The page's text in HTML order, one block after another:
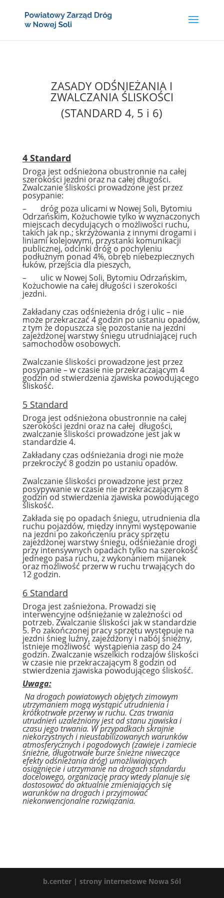
ZASADY ODŚNIEŻANIA I
ZWALCZANIA ŚLISKOŚCI
(STANDARD 4, 5 i 6)
4 Standard
Droga jest odśnieżona obustronnie na całej
szerokości jezdni oraz na całej długości.
Zwalczanie śliskości prowadzone jest przez
posypanie:
– dróg poza ulicami w Nowej Soli, Bytomiu
Odrzańskim, Kożuchowie tylko w wyznaczonych
miejscach decydujących o możliwości ruchu,
takich jak np.; skrzyżowania z innymi drogami i
liniami kolejowymi, przystanki komunikacji
publicznej, odcinki dróg o pochyleniu
podłużnym ponad 4%, obręb niebezpiecznych
łuków, przejścia dla pieszych,
– ulic w Nowej Soli, Bytomiu Odrzańskim,
Kożuchowie na całej długości i szerokości
jezdni.
Zakładany czas odśnieżenia dróg i ulic – nie
może przekraczać 4 godzin po ustaniu opadów,
z tym że dopuszcza się pozostanie na jezdni
zajeżdżonej warstwy śniegu utrudniającej ruch
samochodów osobowych.
Zwalczanie śliskości prowadzone jest przez
posypanie – w czasie nie przekraczającym 4
godzin od stwierdzenia zjawiska powodującego
śliskość.
5 Standard
Droga jest odśnieżona obustronnie na całej
szerokości jezdni oraz na całej długości,
zwalczanie śliskości prowadzone jest jak w
standardzie 4.
Zakładany czas odśnieżania drogi nie może
przekroczyć 8 godzin po ustaniu opadów.
Zwalczanie śliskości prowadzone jest przez
posypywanie w czasie nie przekraczającym 8
godzin od stwierdzenia zjawiska powodującego
śliskość.
Zakłada się po opadach śniegu, utrudnienia dla
ruchu pojazdów, między innymi występowanie
na jezdni po zakończeniu pracy sprzętu
zajeżdżonej warstwy śniegu, odśnieżanie drogi
przy intensywnych opadach tylko na szerokość
jednego pasa ruchu, z wykonaniem mijanek
oraz możliwość przerw w ruchu trwających do
12 godzin.
6 Standard
Droga jest zaśnieżona. Prowadzi się
interwencyjne odśnieżanie w zależności od
potrzeb. Zwalczanie śliskości jak w standardzie
5. Po zakończonej pracy sprzętu występuje na
jezdni śnieg luźny, zajeżdżony i nabój śnieżny,
istnieje możliwość wystąpienia zasp do 24
godzin. Zwalczanie wszelkich rodzajów śliskości
w czasie nie przekraczającym 8 godzin od
stwierdzenia zjawiska powodującego śliskość.
Uwaga:
Na drogach powiatowych objętych zimowym
utrzymaniem mogą wystąpić utrudnienia i
krótkotrwałe przerwy w ruchu. Czas trwania
utrudnień uzależniony jest od stanu zjawiska i
czasu jego trwania. W przypadkach skrajnie
niekorzystnych i nieustabilizowanych warunków
atmosferycznych i pogodowych (zawieje i zamiecie
śnieżne, długotrwałe burze śnieżne niweczące
efekty odśnieżania dróg) umożliwiających
osiągnięcie i utrzymanie na drogach standardu
docelowego, organizację pracy wtedy planuje się
dostosować do aktualnie zmieniających się
warunków na drogach i przyjmować
niekonwencjonalne rozwiązania.
b.center | strony internetowe Nowa Sól